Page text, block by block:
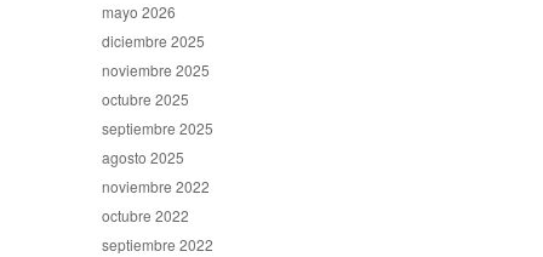
mayo 2026
diciembre 2025
noviembre 2025
octubre 2025
septiembre 2025
agosto 2025
noviembre 2022
octubre 2022
septiembre 2022